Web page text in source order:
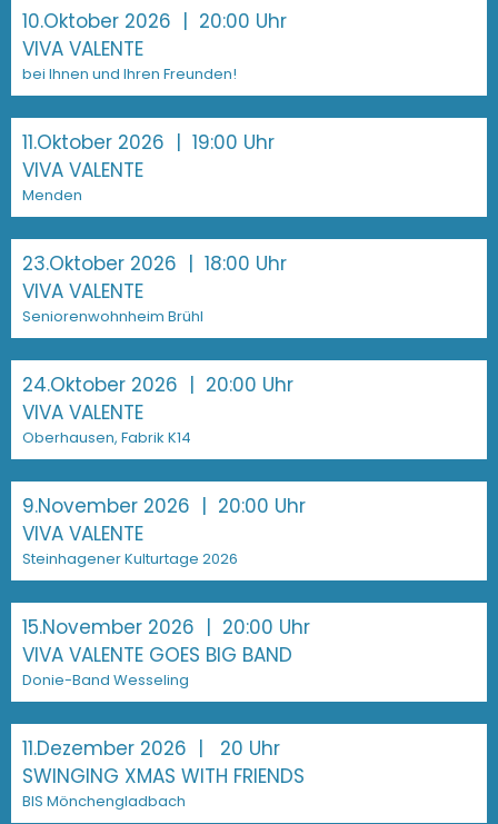
10.Oktober 2026 | 20:00 Uhr
VIVA VALENTE
bei Ihnen und Ihren Freunden!
11.Oktober 2026 | 19:00 Uhr
VIVA VALENTE
Menden
23.Oktober 2026 | 18:00 Uhr
VIVA VALENTE
Seniorenwohnheim Brühl
24.Oktober 2026 | 20:00 Uhr
VIVA VALENTE
Oberhausen, Fabrik K14
9.November 2026 | 20:00 Uhr
VIVA VALENTE
Steinhagener Kulturtage 2026
15.November 2026 | 20:00 Uhr
VIVA VALENTE GOES BIG BAND
Donie-Band Wesseling
11.Dezember 2026 | 20 Uhr
SWINGING XMAS WITH FRIENDS
BIS Mönchengladbach